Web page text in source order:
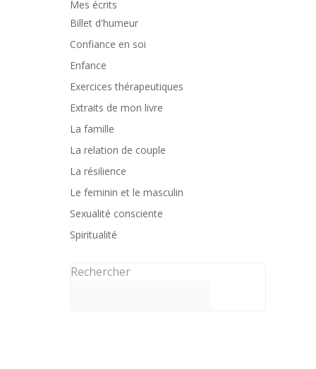
Mes écrits
Billet d'humeur
Confiance en soi
Enfance
Exercices thérapeutiques
Extraits de mon livre
La famille
La relation de couple
La résilience
Le feminin et le masculin
Sexualité consciente
Spiritualité
Rechercher